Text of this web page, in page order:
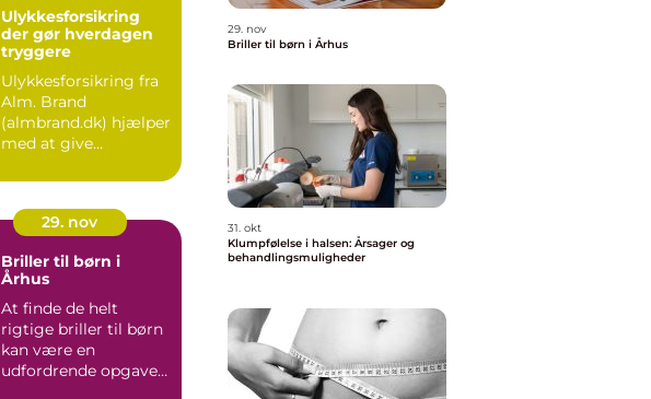
Ulykkesforsikring
der gør hverdagen
tryggere
Ulykkesforsikring fra
Alm. Brand
(almbrand.dk) hjælper
med at give
pludseligt ...
29. nov
Briller til børn i
Århus
At finde de helt
rigtige briller til børn
kan være en
udfordrende opgave
29. nov
Briller til børn i Århus
31. okt
Klumpfølelse i halsen: Årsager og
behandlingsmuligheder